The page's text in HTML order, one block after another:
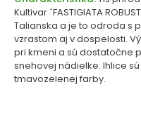
Kultivar ´FASTIGIATA
Talianska a je to odroda s
vzrastom aj v dospelosti.
pri kmeni a sú dostatočne
snehovej nádielke. Ihlice
tmavozelenej farby.